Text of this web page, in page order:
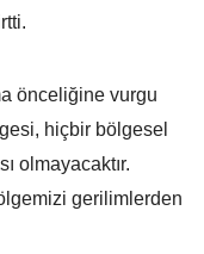
önceliğine vurgu
hiçbir bölgesel
olmayacaktır.
gerilimlerden